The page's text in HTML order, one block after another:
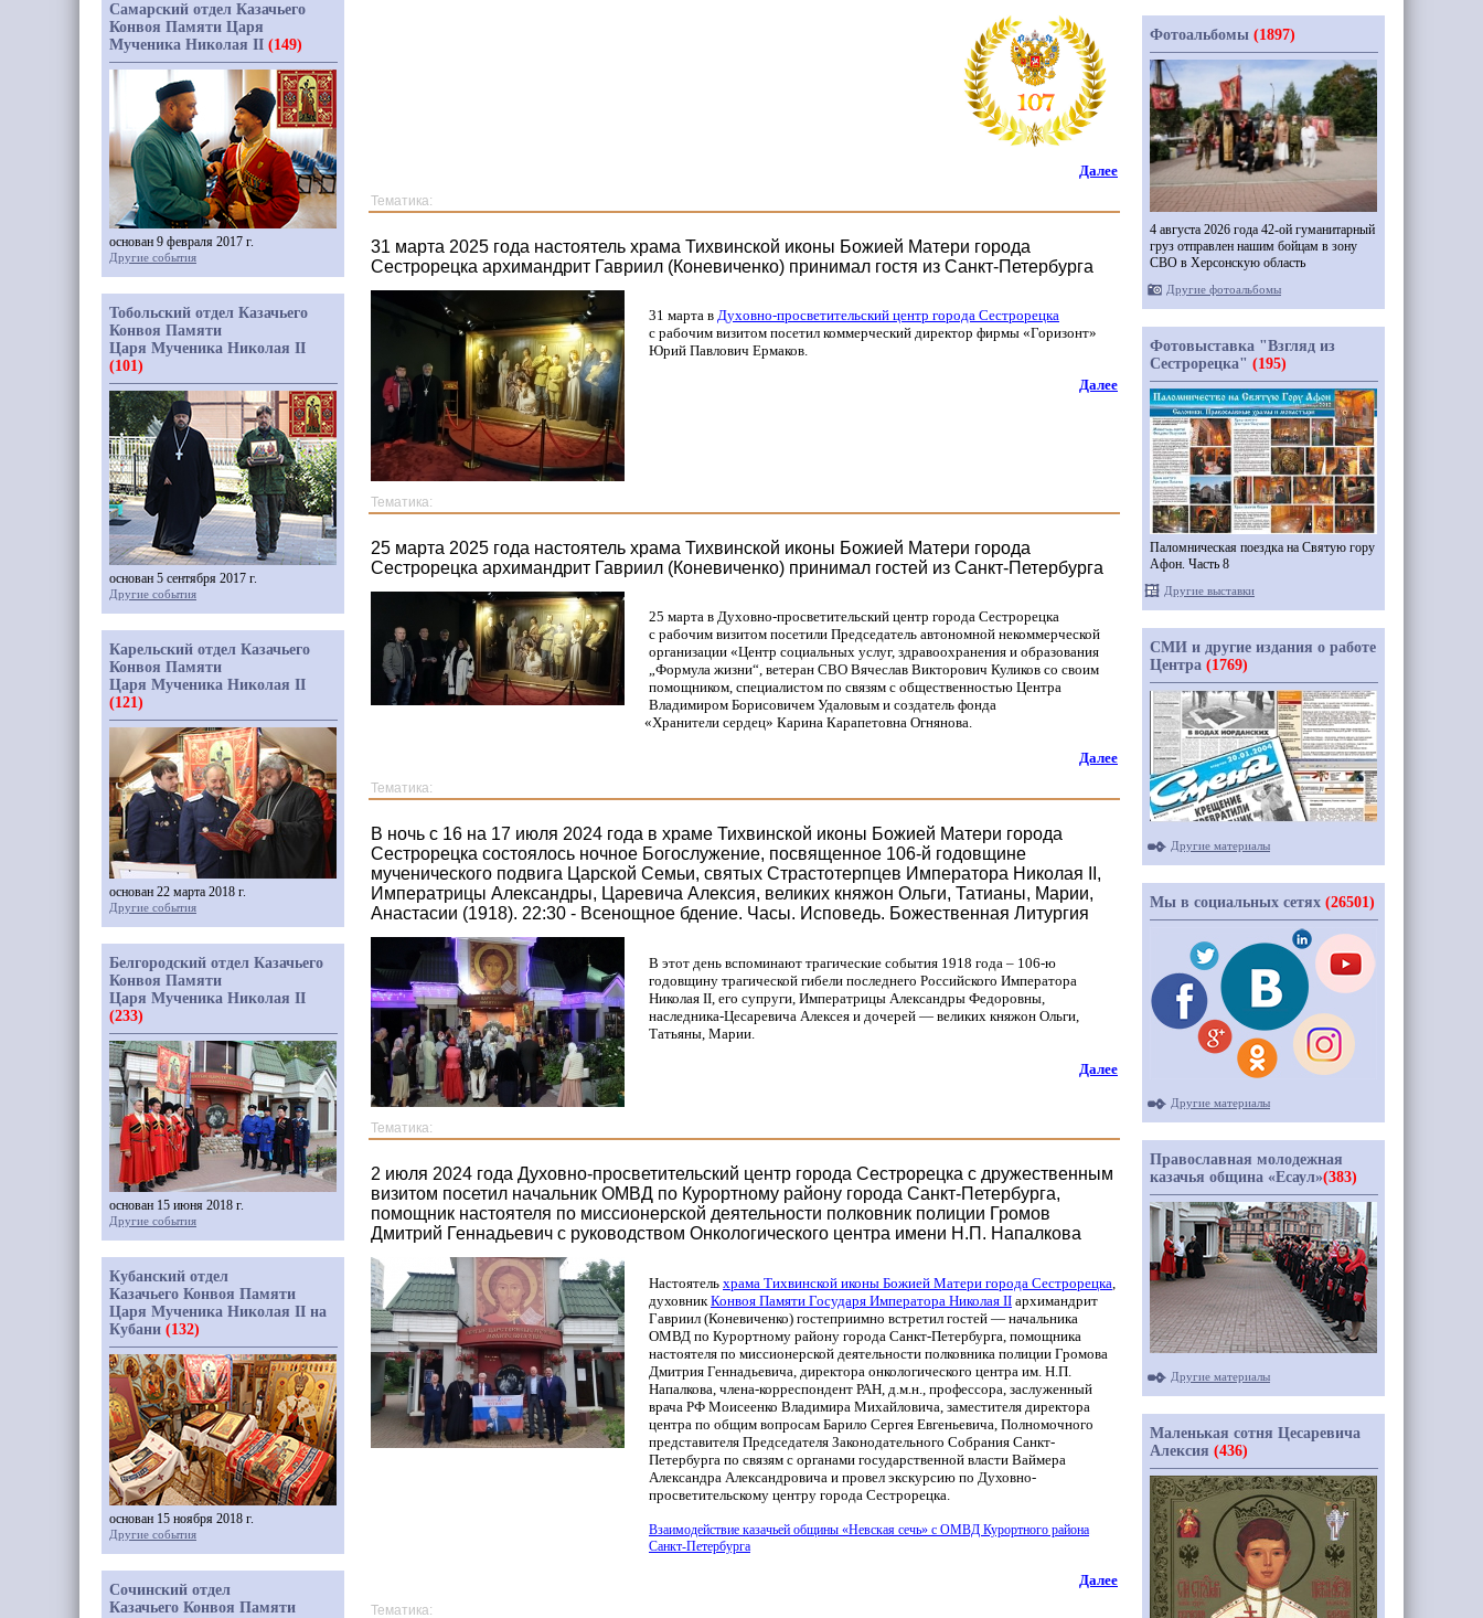
Далее
Тематика:
31 марта 2025 года настоятель храма Тихвинской иконы Божией Матери города
Сестрорецка архимандрит Гавриил (Коневиченко) принимал гостя из Санкт-Петербурга
31 марта в Духовно-просветительский центр города Сестрорецка
с рабочим визитом посетил коммерческий директор фирмы «Горизонт»
Юрий Павлович Ермаков.
Далее
Тематика:
25 марта 2025 года настоятель храма Тихвинской иконы Божией Матери города
Сестрорецка архимандрит Гавриил (Коневиченко) принимал гостей из Санкт-Петербурга
25 марта в Духовно-просветительский центр города Сестрорецка
с рабочим визитом посетили Председатель автономной некоммерческой
организации «Центр социальных услуг, здравоохранения и образования
„Формула жизни“, ветеран СВО Вячеслав Викторович Куликов со своим
помощником, специалистом по связям с общественностью Центра
Владимиром Борисовичем Удаловым и создатель фонда
«Хранители сердец» Карина Карапетовна Огнянова.
Далее
Тематика:
В ночь с 16 на 17 июля 2024 года в храме Тихвинской иконы Божией Матери города
Сестрорецка состоялось ночное Богослужение, посвященное 106-й годовщине
мученического подвига Царской Семьи, святых Страстотерпцев Императора Николая II,
Императрицы Александры, Царевича Алексия, великих княжон Ольги, Татианы, Марии,
Анастасии (1918). 22:30 - Всенощное бдение. Часы. Исповедь. Божественная Литургия
В этот день вспоминают трагические события 1918 года – 106-ю
годовщину трагической гибели последнего Российского Императора
Николая II, его супруги, Императрицы Александры Федоровны,
наследника-Цесаревича Алексея и дочерей — великих княжон Ольги,
Татьяны, Марии.
Далее
Тематика:
2 июля 2024 года Духовно-просветительский центр города Сестрорецка с дружественным
визитом посетил начальник ОМВД по Курортному району города Санкт-Петербурга,
помощник настоятеля по миссионерской деятельности полковник полиции Громов
Дмитрий Геннадьевич с руководством Онкологического центра имени Н.П. Напалкова
Настоятель храма Тихвинской иконы Божией Матери города Сестрорецка,
духовникКонвоя Памяти Государя Императора Николая II архимандрит
Гавриил (Коневиченко) гостеприимно встретил гостей — начальника
ОМВД по Курортному району города Санкт-Петербурга, помощника
настоятеля по миссионерской деятельности полковника полиции Громова
Дмитрия Геннадьевича, директора онкологического центра им. Н.П.
Напалкова, члена-корреспондент РАН, д.м.н., профессора, заслуженный
врача РФ Моисеенко Владимира Михайловича, заместителя директора
центра по общим вопросам Барило Сергея Евгеньевича, Полномочного
представителя Председателя Законодательного Собрания Санкт-
Петербурга по связям с органами государственной власти Ваймера
Александра Александровича и провел экскурсию по Духовно-
просветительскому центру города Сестрорецка.
Взаимодействие казачьей общины «Невская сечь» с ОМВД Курортного района
Санкт-Петербурга
Далее
Тематика:
Самарский отдел Казачьего
Конвоя Памяти Царя
Мученика Николая II (149)
основан 9 февраля 2017 г.
Другие события
Тобольский отдел Казачьего
Конвоя Памяти
Царя Мученика Николая II
(101)
основан 5 сентября 2017 г.
Другие события
Карельский отдел Казачьего
Конвоя Памяти
Царя Мученика Николая II
(121)
основан 22 марта 2018 г.
Другие события
Белгородский отдел Казачьего
Конвоя Памяти
Царя Мученика Николая II
(233)
основан 15 июня 2018 г.
Другие события
Кубанский отдел
Казачьего Конвоя Памяти
Царя Мученика Николая II на
Кубани (132)
основан 15 ноября 2018 г.
Другие события
Сочинский отдел
Казачьего Конвоя Памяти
Фотоальбомы (1897)
4 августа 2026 года 42-ой гуманитарный
груз отправлен нашим бойцам в зону
СВО в Херсонскую область
Другие фотоальбомы
Фотовыставка "Взгляд из
Сестрорецка" (195)
Паломническая поездка на Святую гору
Афон. Часть 8
Другие выставки
СМИ и другие издания о работе
Центра (1769)
Другие материалы
Мы в социальных сетях (26501)
Другие материалы
Православная молодежная
казачья община «Есаул»(383)
Другие материалы
Маленькая сотня Цесаревича
Алексия (436)